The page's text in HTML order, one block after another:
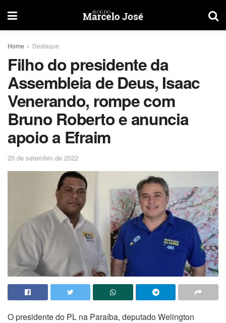
Home Destaque
Filho do presidente da
Assembleia de Deus, Isaac
Venerando, rompe com
Bruno Roberto e anuncia
apoio a Efraim
20 de setembro de 2022
O presidente do PL na Paraíba, deputado Welington